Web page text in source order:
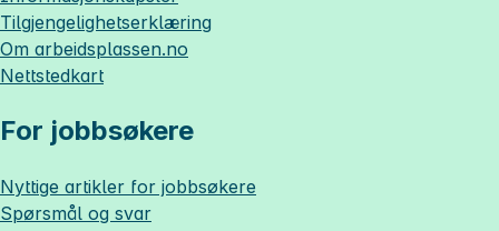
Tilgjengelighetserklæring
Om arbeidsplassen.no
Nettstedkart
For jobbsøkere
Nyttige artikler for jobbsøkere
Spørsmål og svar